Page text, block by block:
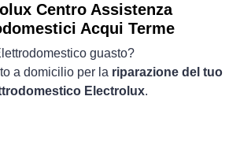
Centro Assistenza
Acqui Terme
guasto?
a domicilio per la riparazione del tuo
Electrolux.